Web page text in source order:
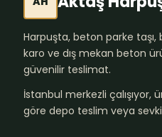
Harpuşta, beton parke taşı,
karo ve dış mekan beton
güvenilir teslimat.
İstanbul merkezli çalışıyor,
göre depo teslim veya